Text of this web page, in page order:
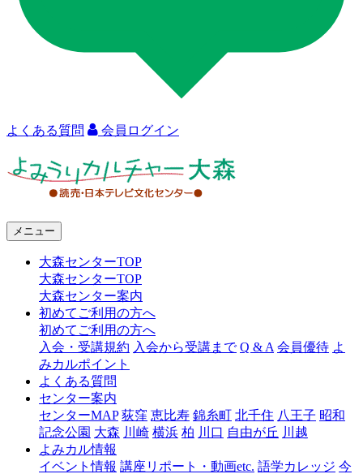
よくある質問 会員ログイン
ャ
森
メニュー
大森センターTOP
大森センターTOP
大森センター案内
初めてご利用の方へ
初めてご利用の方へ
入会・受講規約 入会から受講まで Q & A 会員優待 よ
みカルポイント
よくある質問
センター案内
センターMAP 荻窪 恵比寿 錦糸町 北千住 八王子 昭和
記念公園 大森 川崎 横浜 柏 川口 自由が丘 川越
よみカル情報
イベント情報 講座リポート・動画etc. 語学カレッジ 今